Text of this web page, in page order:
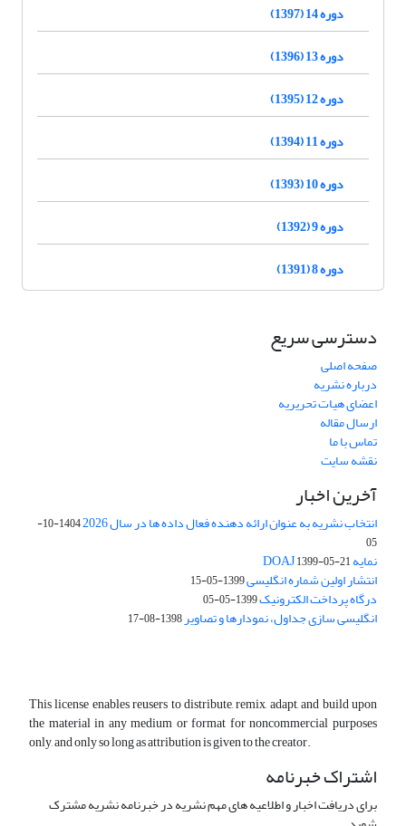
دوره 14 (1397)
دوره 13 (1396)
دوره 12 (1395)
دوره 11 (1394)
دوره 10 (1393)
دوره 9 (1392)
دوره 8 (1391)
دسترسی سریع
صفحه اصلی
درباره نشریه
اعضای هیات تحریریه
ارسال مقاله
تماس با ما
نقشه سایت
آخرین اخبار
انتخاب نشریه به عنوان ارائه دهنده فعال داده ها در سال 2026
1404-10-
05
نمایه DOAJ1399-05-21
انتشار اولین شماره انگلیسی1399-05-15
درگاه پرداخت الکترونیک1399-05-05
انگلیسی سازی جداول، نمودارها و تصاویر1398-08-17
This license enables reusers to distribute, remix, adapt, and build upon
the material in any medium or format for noncommercial purposes
only, and only so long as attribution is given to the creator.
اشتراک خبرنامه
برای دریافت اخبار و اطلاعیه های مهم نشریه در خبرنامه نشریه مشترک